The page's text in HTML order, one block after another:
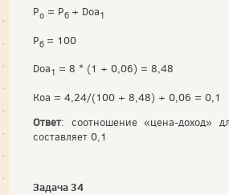
Po = Pб + Doa1
Pб = 100
Doa1 = 8 * (1 + 0,06) = 8,48
Коа = 4,24/(100 + 8,48) + 0,06 = 0,1
Ответ: соотношение «цена-доход»
составляет 0,1
Задача 34